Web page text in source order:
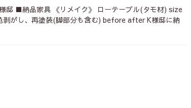
邸 ■納品家具 《リメイク》 ローテーブル(タモ材) size
剥がし、再塗装(脚部分も含む) before after K様邸に納